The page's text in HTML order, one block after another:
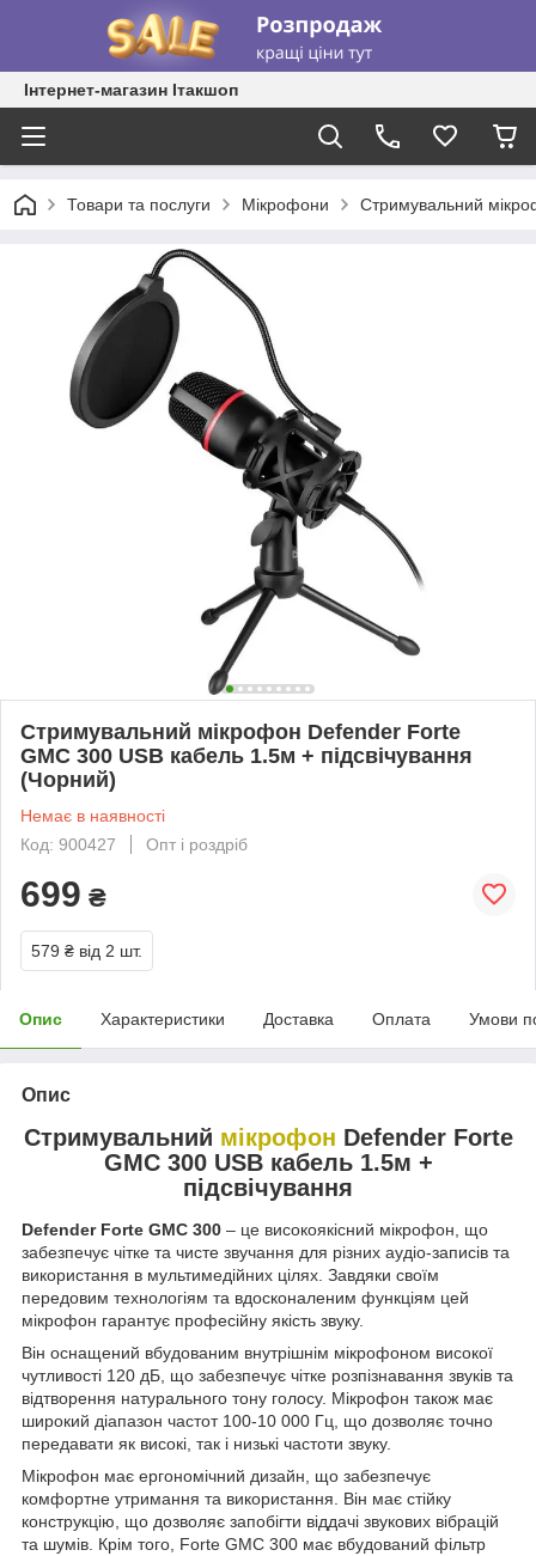
Інтернет-магазин Ітакшоп
Товари та послуги Мікрофони Стримувальний
Стримувальний мікрофон Defender Forte
GMC 300 USB кабель 1.5м + підсвічування
(Чорний)
Немає в наявності
Код: 900427
Опт і роздріб
699 ₴
579 ₴ від 2 шт.
Опис Характеристики Доставка Оплата Умови
Опис
Стримувальний мікрофон Defender Forte
GMC 300 USB кабель 1.5м +
підсвічування
Defender Forte GMC 300 – це високоякісний мікрофон, що
забезпечує чітке та чисте звучання для різних аудіо-записів та
використання в мультимедійних цілях. Завдяки своїм
передовим технологіям та вдосконаленим функціям цей
мікрофон гарантує професійну якість звуку.
Він оснащений вбудованим внутрішнім мікрофоном високої
чутливості 120 дБ, що забезпечує чітке розпізнавання звуків та
відтворення натурального тону голосу. Мікрофон також має
широкий діапазон частот 100-10 000 Гц, що дозволяє точно
передавати як високі, так і низькі частоти звуку.
Мікрофон має ергономічний дизайн, що забезпечує
комфортне утримання та використання. Він має стійку
конструкцію, що дозволяє запобігти віддачі звукових вібрацій
та шумів. Крім того, Forte GMC 300 має вбудований фільтр